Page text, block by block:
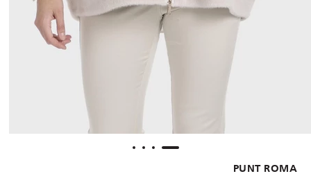
PUNT ROMA